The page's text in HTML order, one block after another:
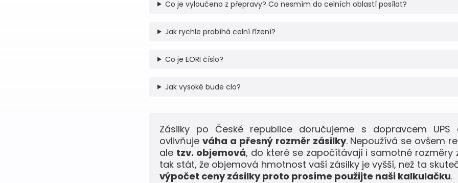
Co je vyloučeno z přepravy? Co nesmím do celních oblastí posílat?
Jak rychle probíhá celní řízení?
Co je EORI číslo?
Jak vysoké bude clo?
Zásilky po České republice doručujeme s dopravcem UPS
ovlivňuje váha a přesný rozměr zásilky. Nepoužívá se ovšem
ale tzv. objemová, do které se započítávají i samotné rozměry
tak stát, že objemová hmotnost vaší zásilky je vyšší, než ta
výpočet ceny zásilky proto prosíme použijte naši kalkulačku.